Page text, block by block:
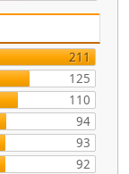
211
125
110
94
93
92